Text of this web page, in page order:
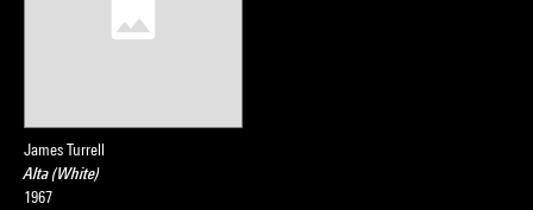
James Turrell
Alta (White)
1967